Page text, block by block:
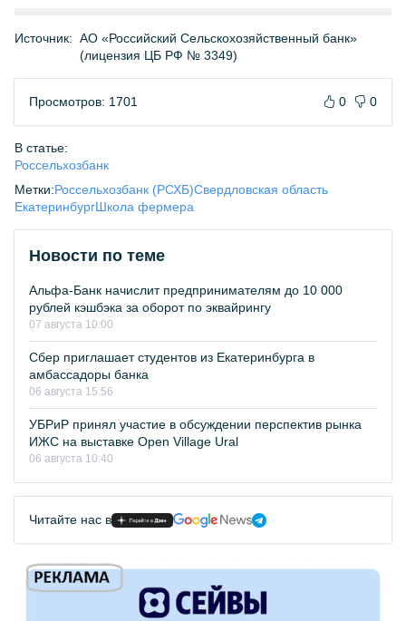
Источник: АО «Российский Сельскохозяйственный банк»
(лицензия ЦБ РФ № 3349)
Просмотров: 1701 0 0
В статье:
Россельхозбанк
Метки:Россельхозбанк (РСХБ)Свердловская область
ЕкатеринбургШкола фермера
Новости по теме
Альфа-Банк начислит предпринимателям до 10 000
рублей кэшбэка за оборот по эквайрингу
07 августа 10:00
Сбер приглашает студентов из Екатеринбурга в
амбассадоры банка
06 августа 15:56
УБРиР принял участие в обсуждении перспектив рынка
ИЖС на выставке Open Village Ural
06 августа 10:40
Читайте нас в